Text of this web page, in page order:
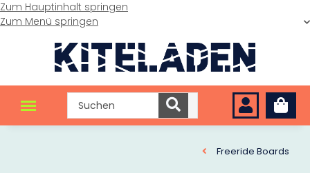
Zum Hauptinhalt springen
Zum Menü springen
Freeride Boards